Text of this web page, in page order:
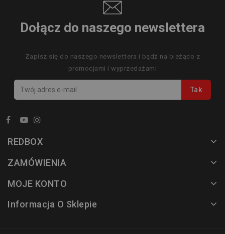
Dołącz do naszego newslettera
Zapisz się do naszego newslettera i bądź na bieżąco z
promocjami i wyprzedażami
REDBOX
ZAMÓWIENIA
MOJE KONTO
Informacja O Sklepie